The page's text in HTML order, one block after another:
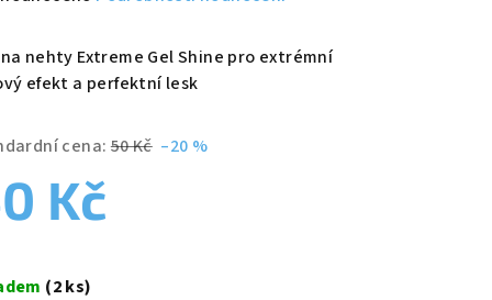
nehty Extreme Gel Shine pro extrémní
efekt a perfektní lesk
cena: 50 Kč –20 %
Kč
(2 ks)